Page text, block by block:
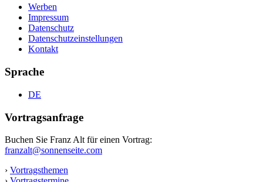
Werben
Impressum
Datenschutz
Datenschutzeinstellungen
Kontakt
Sprache
DE
Vortragsanfrage
Buchen Sie Franz Alt für einen Vortrag:
franzalt@sonnenseite.com
› Vortragsthemen